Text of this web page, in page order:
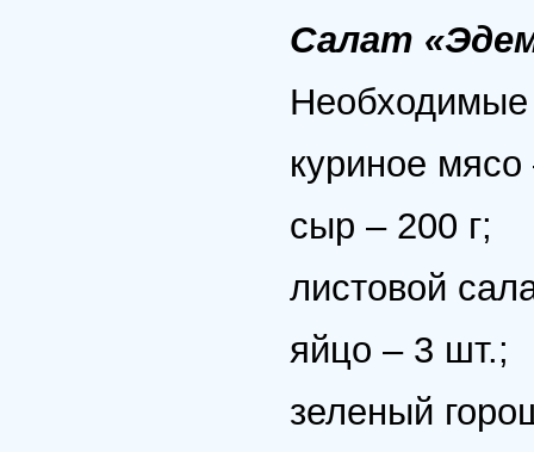
Салат
Необходимые
куриное мясо
сыр – 200 г;
листовой
яйцо – 3 шт.;
зеленый